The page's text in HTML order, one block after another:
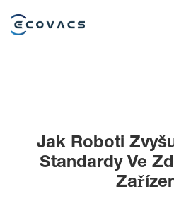
Jak Roboti
Standardy Ve